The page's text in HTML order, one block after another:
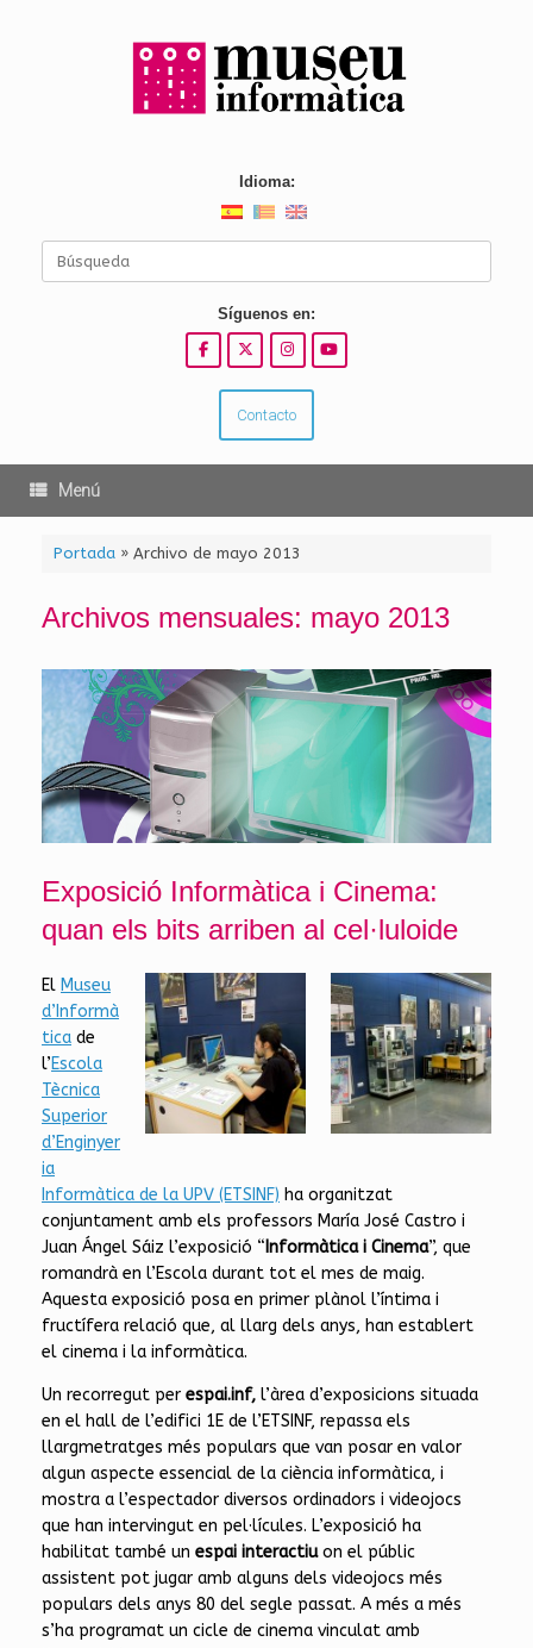
Idioma:
Buscar:
Síguenos en:
Contacto
Menú
Portada» Archivo de mayo 2013
Archivos mensuales: mayo 2013
Exposició Informàtica i Cinema:
quan els bits arriben al cel·luloide
El Museu
d’Informà
tica de
l’Escola
Tècnica
Superior
d’Enginyer
ia
Informàtica de la UPV (ETSINF) ha organitzat
conjuntament amb els professors María José Castro i
Juan Ángel Sáiz l’exposició “ Informàtica i Cinema”, que
romandrà en l’Escola durant tot el mes de maig.
Aquesta exposició posa en primer plànol l’íntima i
fructífera relació que, al llarg dels anys, han establert
el cinema i la informàtica.
Un recorregut per espai.inf, l’àrea d’exposicions situada
en el hall de l’edifici 1E de l’ETSINF, repassa els
llargmetratges més populars que van posar en valor
algun aspecte essencial de la ciència informàtica, i
mostra a l’espectador diversos ordinadors i videojocs
que han intervingut en pel·lícules. L’exposició ha
habilitat també un espai interactiuon el públic
assistent pot jugar amb alguns dels videojocs més
populars dels anys 80 del segle passat. A més a més
s’ha programat un cicle de cinema vinculat amb